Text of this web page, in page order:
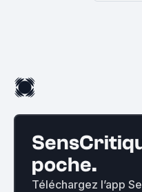
poche.
Téléchargez l’app